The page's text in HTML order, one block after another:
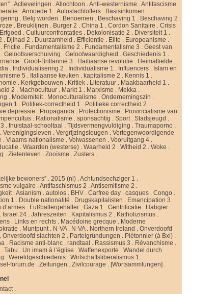
.Actievelingen .Allochtoon .Anti-westernisme .Antifascisme
.Armoede 1 .Autoslachtoffers . Basisinkomen .
. Belg worden . Benoemen . Beschaving 1 . Beschaving 2
. Breuklijnen . Burger 2 .China 1 .Cordon Sanitaire .Crisis
.Cultuurconfrontaties . Dekolonisatie 2 . Diversiteit 1 .
. Djihad 2 . Duurzamheid . Efficientie . Elite . Europeanisme .
. Frictie . Fundamentalisme 2 . Fundamentalisme 3 .Geest van
.Geloofsverschuiving .Geloofwaardigheid .Geschiedenis 1 .
.Groot-Brittannië 3 . Haitiaanse revolutie . Heimatliefde .
. Individualisering 2 . Individualisme 1 . Influencers . Islam en
5 . Italiaanse keuken . kapitalisme 2 . Kennis 1 .
. Kerkgebouwen . Kritiek . Literatuur . Maakbaarheid 1 .
2 . Machocultuur . Markt 1 . Marxisme . Mekka .
. Moderniteit. Monoculturalisme .Ondernemingszin .
1 . Politiek-correctheid 1 . Politieke correctheid 2 .
depressie . Propaganda . Protectionisme . Provincialisme van
. Rationalisme .sponsachtig .Sport.Stadsjeugd .
.thuistaal-schooltaal .Tijdsvermengvuldiging .Traumaporno .
.Verenigingsleven .Vergrijzingsleugen .Vertegenwoordigende
.Vlaams nationalisme .Volwassenen .Vooruitgang 4 .
.Waarden (westerse) .Waarheid 2 .Witheid 2 .Woke .
.Zielenleven .Zooïsme .Zusters .
bewoners” .2015 (nl) .Achtundsechziger 1 .
vulgaire .Antifaschismus 2 .Antisemitisme 2 .
.Asianism .autolos . BHV .Carfree day .casques .Congo .
1 . Double nationalité . Drugskapitalisten . Emancipation 3 .
d’armes . Fußballergehälter .Gaza 1 .Gentrificatie . Habgier .
. Israel 24 .Jahreszeiten . Kapitalismus 2 . Katholizismus .
. Links en rechts . Macédoine grecque . Moderne
. Muntpunt. N-VA. N-VA. Northern Ireland .Onverdoofd
.Onverdoofd slachten 2 . Parteigründungen . Piétonnier (à Bxl) .
. Racisme anti-blanc .randtaal . Rassismus 3 . Révanchisme .
.Tabu . Un imam à l’église .Waffenexporte .Wandel durch
.Wereldgeschiedenis .Wirtschaftsliberalismus 1 .
forum.de .Zeitungen .Zivilcourage . [Wortsammlungen] .
.